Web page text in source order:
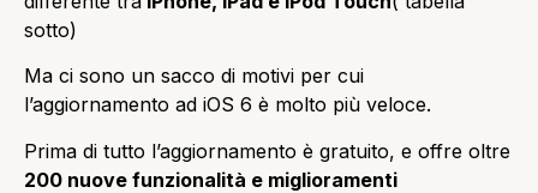
sotto)
Ma ci sono un sacco di motivi per cui
l’aggiornamento ad iOS 6 è molto più veloce.
Prima di tutto l’aggiornamento è gratuito, e offre oltre
200 nuove funzionalità e miglioramenti